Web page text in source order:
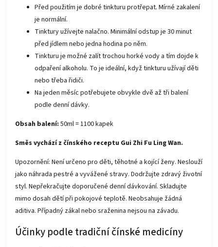
Před použitím je dobré tinkturu protřepat. Mírné zakalení
je normální.
Tinktury užívejte nalačno. Minimální odstup je 30 minut
před jídlem nebo jedna hodina po něm.
Tinkturu je možné zalít trochou horké vody a tím dojde k
odpaření alkoholu. To je ideální, když tinkturu užívají děti
nebo třeba řidiči.
Na jeden měsíc potřebujete obvykle dvě až tři balení
podle denní dávky.
Obsah balení: 50ml = 1100 kapek
Směs vychází z čínského receptu Gui Zhi Fu Ling Wan.
Upozornění: Není určeno pro děti, těhotné a kojící ženy. Neslouží
jako náhrada pestré a vyvážené stravy. Dodržujte zdravý životní
styl. Nepřekračujte doporučené denní dávkování. Skladujte
mimo dosah dětí při pokojové teplotě. Neobsahuje žádná
aditiva. Případný zákal nebo sraženina nejsou na závadu.
Účinky podle tradiční čínské medicíny